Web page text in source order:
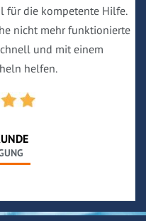
für die kompetente Hilfe.
nicht mehr funktionierte
und mit einem
helfen.